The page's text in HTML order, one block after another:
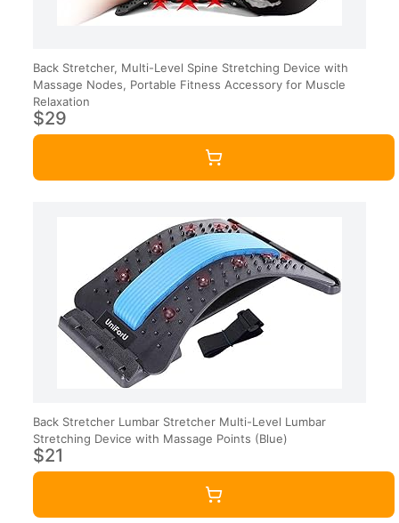
Back Stretcher, Multi-Level Spine Stretching Device with
Massage Nodes, Portable Fitness Accessory for Muscle
Relaxation
$29
Back Stretcher Lumbar Stretcher Multi-Level Lumbar
Stretching Device with Massage Points (Blue)
$21